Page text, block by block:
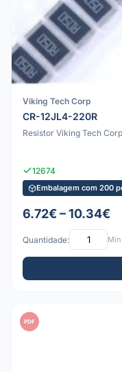
Viking Tech Corp
CR-12JL4-220R
Resistor Viking Tech
12674
Embalagem com 200
6.72€ – 10.34€
Quantidade:
PDF